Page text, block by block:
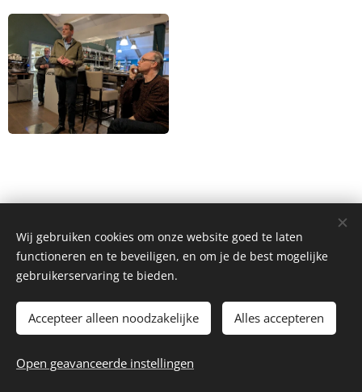
Webmaster - webmaster@autoclubcarwei.nl
Wij gebruiken cookies om onze website goed te laten
functioneren en te beveiligen, en om je de best mogelijke
gebruikerservaring te bieden.
Accepteer alleen noodzakelijke Alles accepteren
Open geavanceerde instellingen